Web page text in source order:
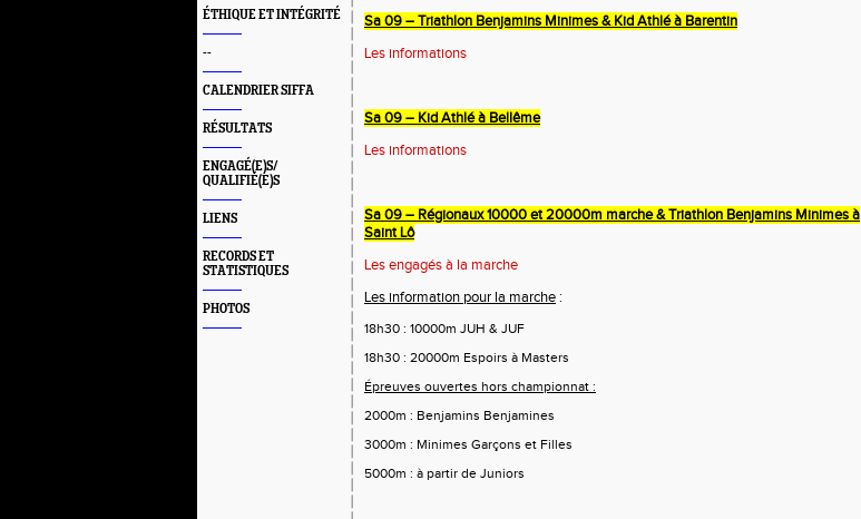
ÉTHIQUE ET INTÉGRITÉ
--
CALENDRIER SIFFA
RÉSULTATS
ENGAGÉ(E)S/
QUALIFIÉ(E)S
LIENS
RECORDS ET
STATISTIQUES
PHOTOS
Sa 09 – Triathlon Benjamins Minimes & Kid Athlé à Barentin
Les informations
Sa 09 – Kid Athlé à Bellême
Les informations
Sa 09 – Régionaux 10000 et 20000m marche & Triathlon Benjamins Minimes à
Saint Lô
Les engagés à la marche
Les information pour la marche :
18h30 : 10000m JUH & JUF
18h30 : 20000m Espoirs à Masters
Épreuves ouvertes hors championnat :
2000m : Benjamins Benjamines
3000m : Minimes Garçons et Filles
5000m : à partir de Juniors